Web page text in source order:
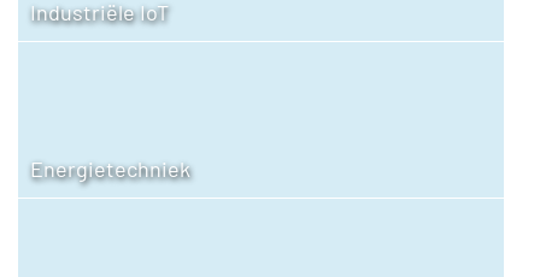
Industriële IoT
Energietechniek